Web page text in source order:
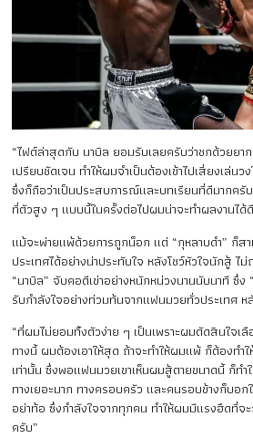
“ไฟต์ล่าสุดกับ นาบิล ยอมรับเลยครับว่าชกด้วยยาก
เปรียบชัดเจน ทำให้ผมจำเป็นต้องเข้าไปเสี่ยงเล่น
ซึ่งก็ถือว่าเป็นประสบการณ์และบทเรียนที่ดีมากครั
ที่ตัวสูง ๆ แบบนี้ในครั้งต่อไปผมน่าจะทำผลงานได้
แม้จะพ่ายแพ้ด้วยการถูกน็อก แต่ “กุหลาบดำ” ก็ส
ประเทศได้อย่างน่าประทับใจ หลังโชว์หัวใจนักสู้
“นาบิล” จับคอตีเข่าอย่างหนักหน่วงนานนับนาที ซึ่ง
รับกำลังใจอย่างท่วมท้นจากแฟนมวยทั่วประเทศ
“ที่ผมไม่ยอมทิ้งตัวง่าย ๆ เป็นเพราะผมตัดสินใจเ
ทางนี้ ผมต้องเอาให้สุด ถ้าจะทำให้ผมแพ้ ก็ต้องท
เท่านั้น ซึ่งพอแฟนมวยเขาเห็นผมสู้ตายขนาดนี้ ก็ท
ทางเยอะมาก ทางครอบครัว และคนรอบข้างก็บอก
อย่าท้อ ซึ่งกำลังใจจากทุกคน ทำให้ผมมีแรงฮึดที่
ครับ”